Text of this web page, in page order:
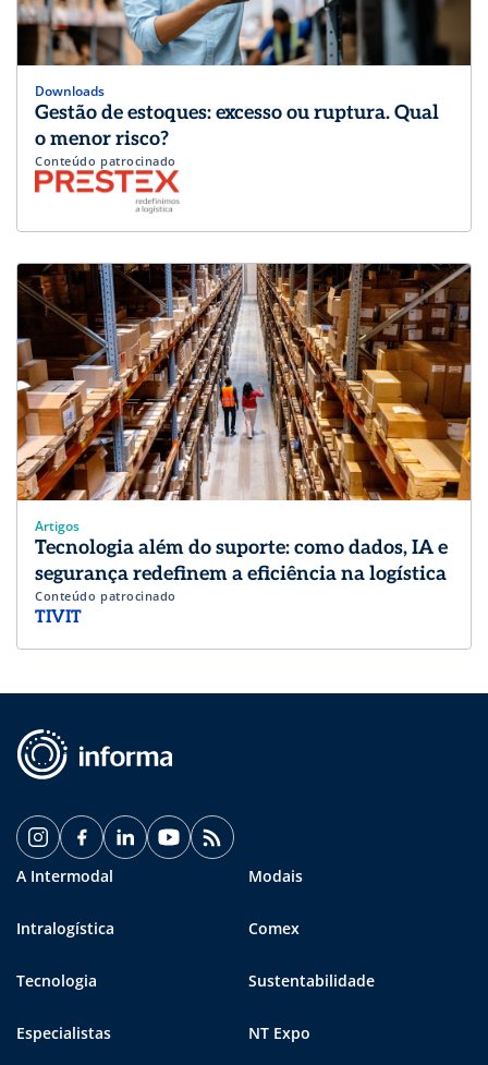
Downloads
Gestão de estoques: excesso ou ruptura. Qual
o menor risco?
Conteúdo patrocinado
Artigos
Tecnologia além do suporte: como dados, IA e
segurança redefinem a eficiência na logística
Conteúdo patrocinado
TIVIT
A Intermodal Modais
Intralogística Comex
Tecnologia Sustentabilidade
Especialistas NT Expo